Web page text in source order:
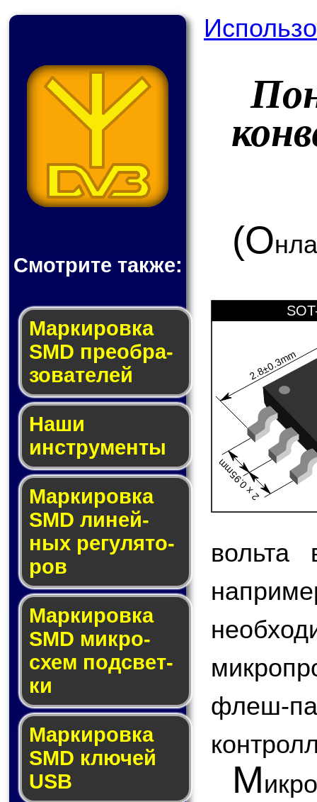
Смотрите также:
Мар­ки­ров­ка
SMD пре­об­ра­
зо­ва­те­лей
Наши
инструменты
Маркировка
SMD ли­ней­
ных ре­гу­ля­то­
ров
Маркировка
SMD мик­ро­
схем под­свет­
ки
Маркировка
SMD клю­чей
USB
(О
2.8±0.3mm
2 x 0.95mm
вольта
М